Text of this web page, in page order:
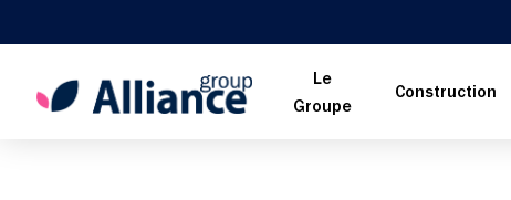
Le
Groupe
Construction